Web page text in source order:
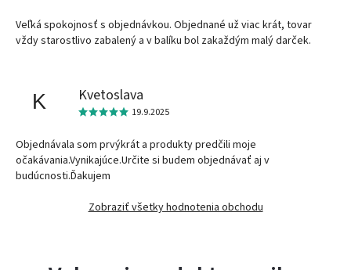
Veľká spokojnosť s objednávkou. Objednané už viac krát, tovar
vždy starostlivo zabalený a v balíku bol zakaždým malý darček.
K Kvetoslava
19.9.2025
Objednávala som prvýkrát a produkty predčili moje
očakávania.Vynikajúce.Určite si budem objednávať aj v
budúcnosti.Ďakujem
Zobraziť všetky hodnotenia obchodu